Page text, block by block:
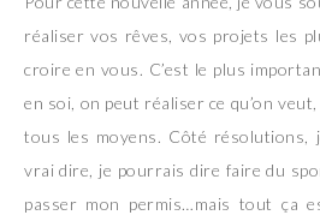
réaliser vos rêves, vos projets les
croire en vous. C’est le plus
en soi, on peut réaliser ce qu’on
tous les moyens. Côté résolutions,
vrai dire, je pourrais dire faire du
passer mon permis…mais tout ça